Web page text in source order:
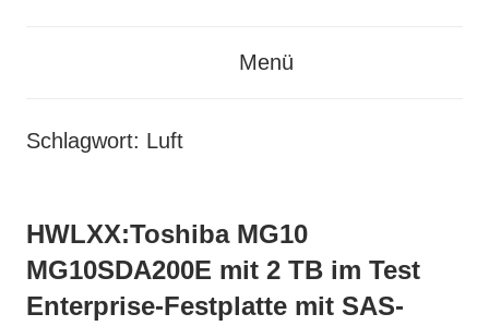
Menü
Schlagwort: Luft
HWLXX:Toshiba MG10
MG10SDA200E mit 2 TB im Test
Enterprise-Festplatte mit SAS-